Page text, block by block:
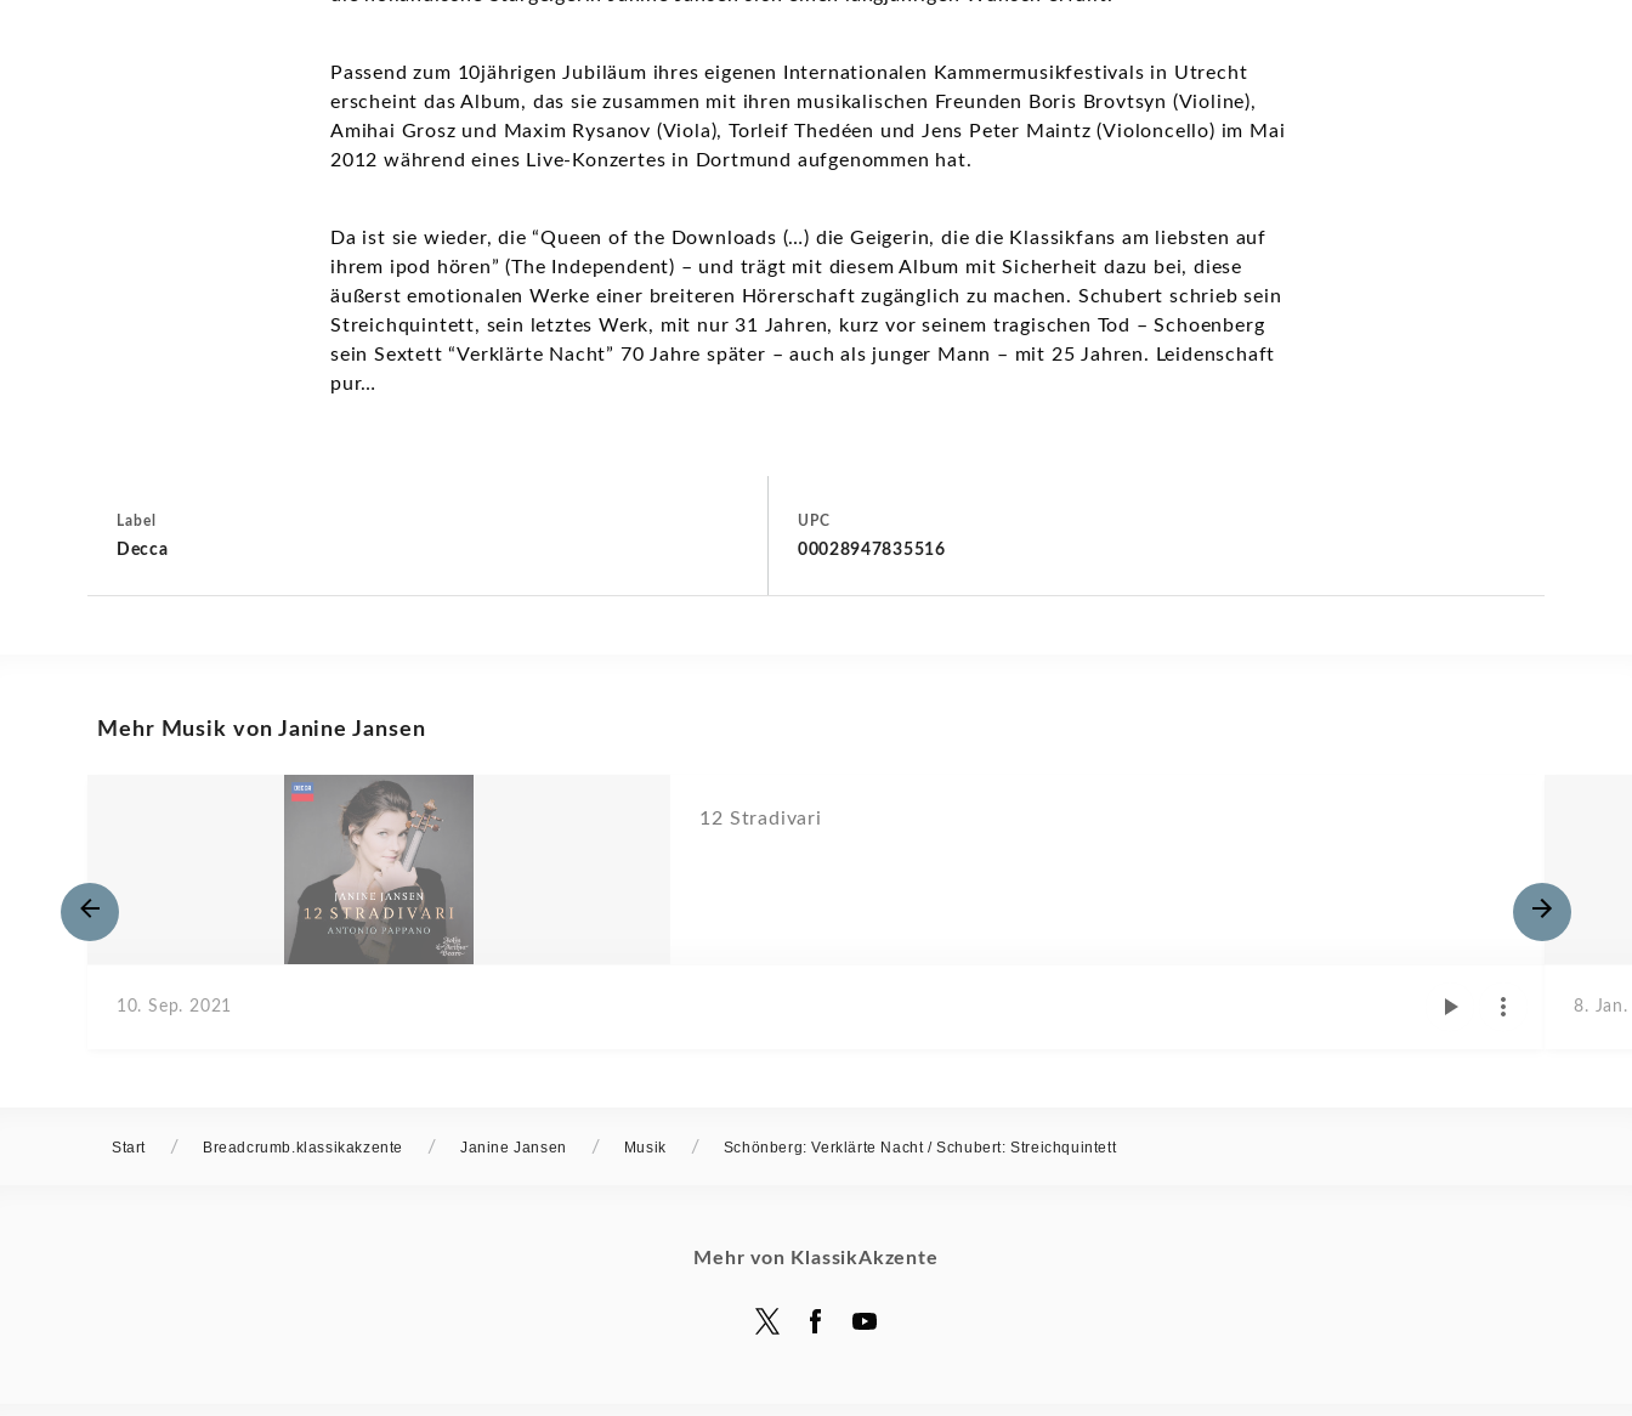
Passend zum 10jährigen Jubiläum ihres eigenen Internationalen Kammermusikfestivals in Utrecht
erscheint das Album, das sie zusammen mit ihren musikalischen Freunden Boris Brovtsyn (Violine),
Amihai Grosz und Maxim Rysanov (Viola), Torleif Thedéen und Jens Peter Maintz (Violoncello) im Mai
2012 während eines Live-Konzertes in Dortmund aufgenommen hat.
Da ist sie wieder, die “Queen of the Downloads (…) die Geigerin, die die Klassikfans am liebsten auf
ihrem ipod hören” (The Independent) – und trägt mit diesem Album mit Sicherheit dazu bei, diese
äußerst emotionalen Werke einer breiteren Hörerschaft zugänglich zu machen. Schubert schrieb sein
Streichquintett, sein letztes Werk, mit nur 31 Jahren, kurz vor seinem tragischen Tod – Schoenberg
sein Sextett “Verklärte Nacht” 70 Jahre später – auch als junger Mann – mit 25 Jahren. Leidenschaft
pur…
Label
Decca
UPC
00028947835516
Mehr Musik von Janine Jansen
12 Stradivari
10. Sep. 2021 8.
Start / Breadcrumb.klassikakzente / Janine Jansen / Musik / Schönberg: Verklärte Nacht / Schubert: Streichquintett
Mehr von KlassikAkzente